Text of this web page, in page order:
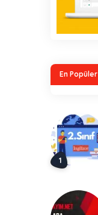
En Popüler